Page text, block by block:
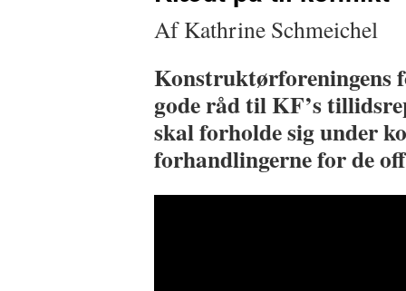
Af Kathrine Schmeichel
Konstruktørforeningens
gode råd til KF’s
skal forholde sig under
forhandlingerne for de